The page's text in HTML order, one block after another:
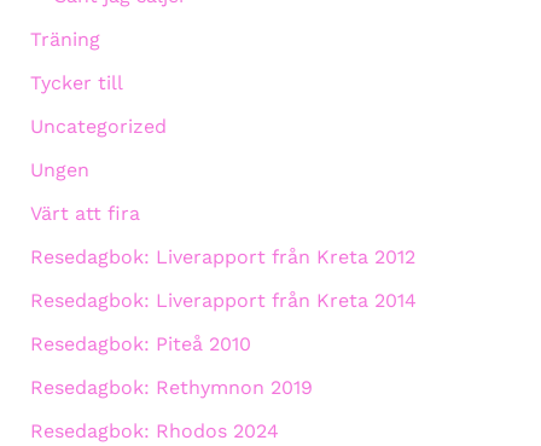
Träning
Tycker till
Uncategorized
Ungen
Värt att fira
Resedagbok: Liverapport från Kreta 2012
Resedagbok: Liverapport från Kreta 2014
Resedagbok: Piteå 2010
Resedagbok: Rethymnon 2019
Resedagbok: Rhodos 2024